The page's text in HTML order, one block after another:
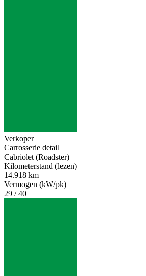
Verkoper
Carrosserie detail
Cabriolet (Roadster)
Kilometerstand (lezen)
14.918 km
Vermogen (kW/pk)
29 / 40